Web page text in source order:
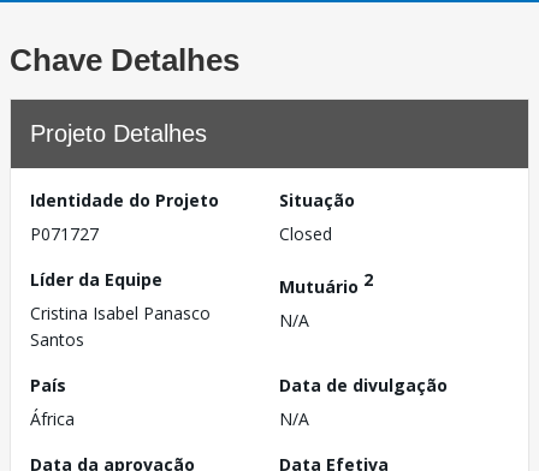
Chave Detalhes
Projeto Detalhes
Identidade do Projeto
P071727
Situação
Closed
Líder da Equipe
Cristina Isabel Panasco
Santos
Mutuário 2
N/A
País
África
Data de divulgação
N/A
Data da aprovação
Data Efetiva